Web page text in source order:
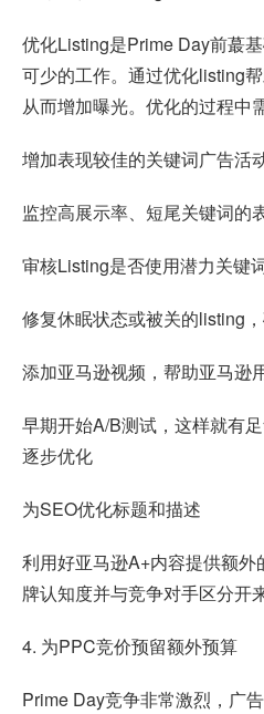
优化Listing是Prime Day前蕞
可少的工作。通过优化listing
从而增加曝光。优化的过程中
增加表现较佳的关键词广告活
监控高展示率、短尾关键词的
审核Listing是否使用潜力关键
修复休眠状态或被关的listing
添加亚马逊视频，帮助亚马逊
早期开始A/B测试，这样就有
逐步优化
为SEO优化标题和描述
利用好亚马逊A+内容提供额
牌认知度并与竞争对手区分开来
4. 为PPC竞价预留额外预算
Prime Day竞争非常激烈，广